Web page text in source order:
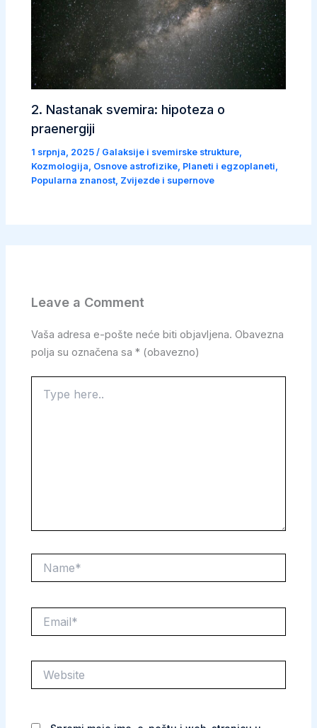
2. Nastanak svemira: hipoteza o
praenergiji
1 srpnja, 2025/ Galaksije i svemirske strukture,
Kozmologija, Osnove astrofizike, Planeti i egzoplaneti,
Popularna znanost, Zvijezde i supernove
Leave a Comment
Vaša adresa e-pošte neće biti objavljena. Obavezna
polja su označena sa* (obavezno)
here..